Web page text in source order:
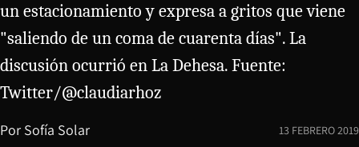
un estacionamiento y expresa a gritos que viene
"saliendo de un coma de cuarenta días". La
discusión ocurrió en La Dehesa. Fuente:
Twitter/@claudiarhoz
Por Sofía Solar 13 FEBRERO 2019